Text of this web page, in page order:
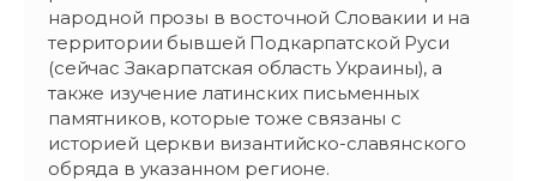
народной прозы в восточной Словакии и на
территории бывшей Подкарпатской Руси
(сейчас Закарпатская область Украины), а
также изучение латинских письменных
памятников, которые тоже связаны с
историей церкви византийско-славянского
обряда в указанном регионе.